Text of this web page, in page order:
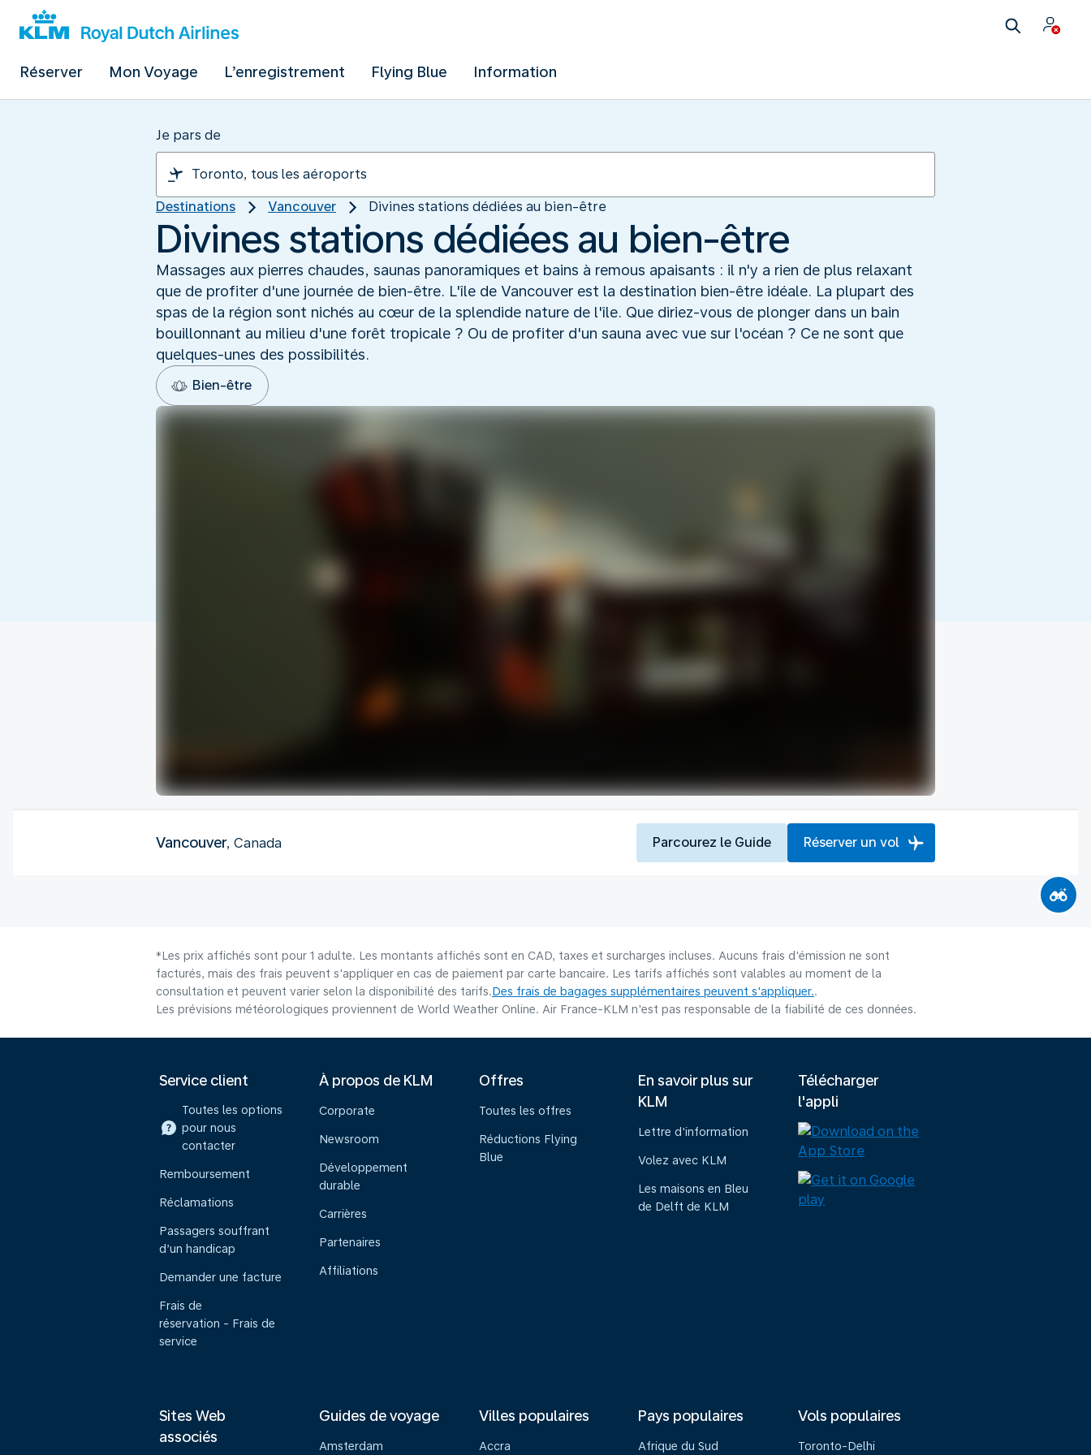
Réserver Mon Voyage L’enregistrement Flying Blue Information
Je pars de
Destinations Vancouver Divines stations dédiées au bien-être
Divines stations dédiées au bien-être
Massages aux pierres chaudes, saunas panoramiques et bains à remous apaisants : il n'y a rien de plus relaxant
que de profiter d'une journée de bien-être. L'île de Vancouver est la destination bien-être idéale. La plupart des
spas de la région sont nichés au cœur de la splendide nature de l'île. Que diriez-vous de plonger dans un bain
bouillonnant au milieu d'une forêt tropicale ? Ou de profiter d'un sauna avec vue sur l'océan ? Ce ne sont que
quelques-unes des possibilités.
Bien-être
Vancouver, Canada Parcourez le Guide Réserver un vol
*Les prix affichés sont pour 1 adulte. Les montants affichés sont en CAD, taxes et surcharges incluses. Aucuns frais d'émission ne sont
facturés, mais des frais peuvent s'appliquer en cas de paiement par carte bancaire. Les tarifs affichés sont valables au moment de la
consultation et peuvent varier selon la disponibilité des tarifs.Des frais de bagages supplémentaires peuvent s'appliquer..
Les prévisions météorologiques proviennent de World Weather Online. Air France-KLM n'est pas responsable de la fiabilité de ces données.
Service client
Toutes les options
pour nous
contacter
Remboursement
Réclamations
Passagers souffrant
d’un handicap
Demander une facture
Frais de
réservation - Frais de
service
À propos de KLM
Corporate
Newsroom
Développement
durable
Carrières
Partenaires
Affiliations
Offres
Toutes les offres
Réductions Flying
Blue
En savoir plus sur
KLM
Lettre d'information
Volez avec KLM
Les maisons en Bleu
de Delft de KLM
Télécharger
l'appli
Sites Web
associés
Guides de voyage
Amsterdam
Villes populaires
Accra
Pays populaires
Afrique du Sud
Vols populaires
Toronto-Delhi